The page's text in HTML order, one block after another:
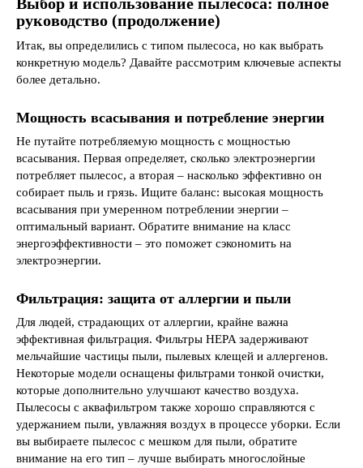
Выбор и использование пылесоса: полное
руководство (продолжение)
Итак, вы определились с типом пылесоса, но как выбрать
конкретную модель? Давайте рассмотрим ключевые аспекты
более детально.
Мощность всасывания и потребление энергии
Не путайте потребляемую мощность с мощностью
всасывания. Первая определяет, сколько электроэнергии
потребляет пылесос, а вторая – насколько эффективно он
собирает пыль и грязь. Ищите баланс: высокая мощность
всасывания при умеренном потреблении энергии –
оптимальный вариант. Обратите внимание на класс
энергоэффективности – это поможет сэкономить на
электроэнергии.
Фильтрация: защита от аллергии и пыли
Для людей, страдающих от аллергии, крайне важна
эффективная фильтрация. Фильтры HEPA задерживают
мельчайшие частицы пыли, пылевых клещей и аллергенов.
Некоторые модели оснащены фильтрами тонкой очистки,
которые дополнительно улучшают качество воздуха.
Пылесосы с аквафильтром также хорошо справляются с
удержанием пыли, увлажняя воздух в процессе уборки. Если
вы выбираете пылесос с мешком для пыли, обратите
внимание на его тип – лучше выбирать многослойные